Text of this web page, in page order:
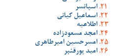
اسپانسر
اسماعیل کیانی
اطلاعیه
امجد مسعودزاده
امسرحسین امیرطاهری
امید پورقنبر